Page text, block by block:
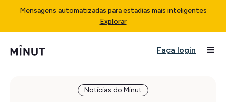
Mensagens automatizadas para estadias mais inteligentes
Explorar
Faça login
Notícias do Minut